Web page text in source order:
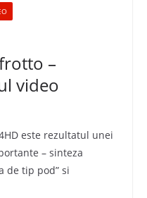
–
video
este rezultatul unei
– sinteza
de tip pod” si